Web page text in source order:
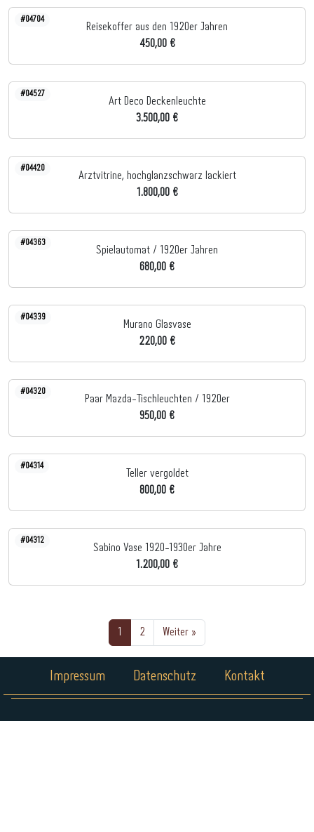
#04704
Reisekoffer aus den 1920er Jahren
450,00 €
#04527
Art Deco Deckenleuchte
3.500,00 €
#04420
Arztvitrine, hochglanzschwarz lackiert
1.800,00 €
#04363
Spielautomat / 1920er Jahren
680,00 €
#04339
Murano Glasvase
220,00 €
#04320
Paar Mazda-Tischleuchten / 1920er
950,00 €
#04314
Teller vergoldet
800,00 €
#04312
Sabino Vase 1920-1930er Jahre
1.200,00 €
2 Weiter »
Impressum Datenschutz Kontakt